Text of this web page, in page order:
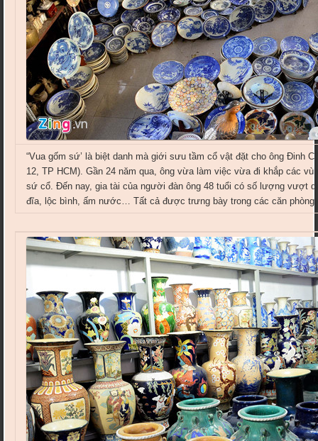
“Vua gốm sứ’ là biệt danh mà giới sưu tầm cổ vật đặt cho ông Đinh
12, TP HCM). Gần 24 năm qua, ông vừa làm việc vừa đi khắp các
sứ cổ. Đến nay, gia tài của người đàn ông 48 tuổi có số lượng vượt
đĩa, lộc bình, ấm nước… Tất cả được trưng bày trong các căn phòng